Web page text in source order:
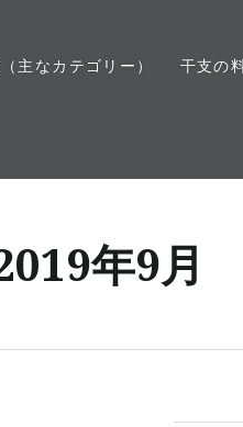
主なカテゴリー） 干支の
年9月